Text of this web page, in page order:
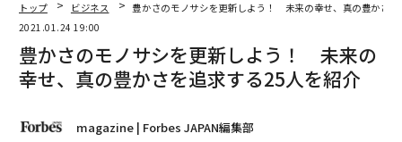
トップ ビジネス
豊かさのモノサシを更新しよう！ 未来の幸せ、真の豊かさ
2021.01.24 19:00
豊かさのモノサシを更新しよう！ 未来の
幸せ、真の豊かさを追求する25人を紹介
magazine | Forbes JAPAN編集部